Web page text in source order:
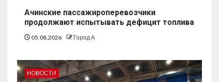
Ачинские пассажироперевозчики
продолжают испытывать дефицит топлива
05.08.2026 Город А
НОВОСТИ